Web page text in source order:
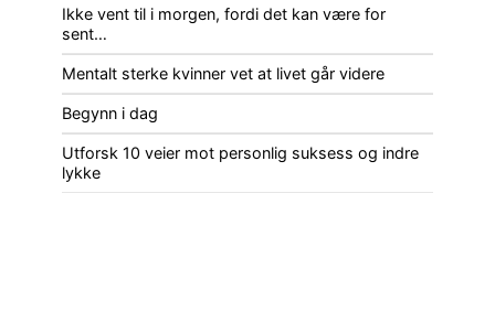
Ikke vent til i morgen, fordi det kan være for
sent…
Mentalt sterke kvinner vet at livet går videre
Begynn i dag
Utforsk 10 veier mot personlig suksess og indre
lykke